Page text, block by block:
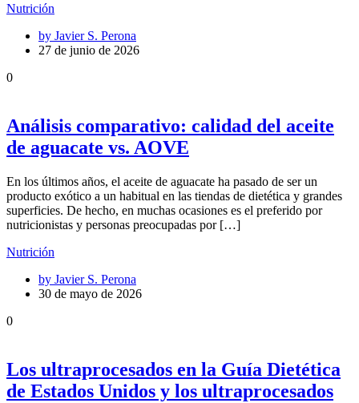
Nutrición
by Javier S. Perona
27 de junio de 2026
0
Análisis comparativo: calidad del aceite
de aguacate vs. AOVE
En los últimos años, el aceite de aguacate ha pasado de ser un
producto exótico a un habitual en las tiendas de dietética y grandes
superficies. De hecho, en muchas ocasiones es el preferido por
nutricionistas y personas preocupadas por […]
Nutrición
by Javier S. Perona
30 de mayo de 2026
0
Los ultraprocesados en la Guía Dietética
de Estados Unidos y los ultraprocesados